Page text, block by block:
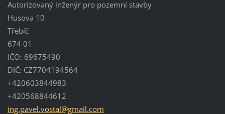
Autorizovaný inženýr pro pozemní stavby
Husova 10
Třebíč
674 01
IČO: 69675490
DIČ: CZ7704194564
+420603844983
+420568844612
ing.pavel.vostal@gmail.com